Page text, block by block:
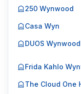
250 Wynwood
Casa Wyn
DUOS Wynwood
Frida Kahlo
The Cloud One